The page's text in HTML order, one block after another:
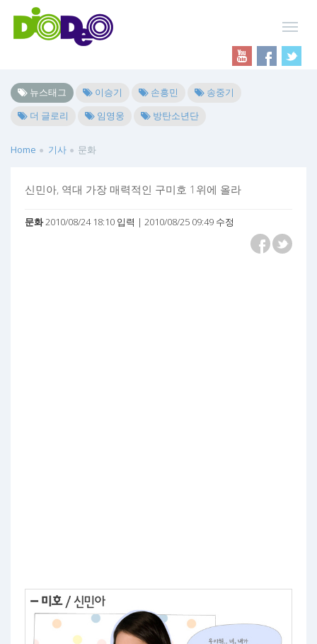
뉴스태그 이승기 손흥민
송중기
더 글로리
임영웅 방탄소년단
Home 기사 문화
신민아, 역대 가장 매력적인 구미호 1위에 올라
문화2010/08/24 18:10 입력 | 2010/08/25 09:49 수정